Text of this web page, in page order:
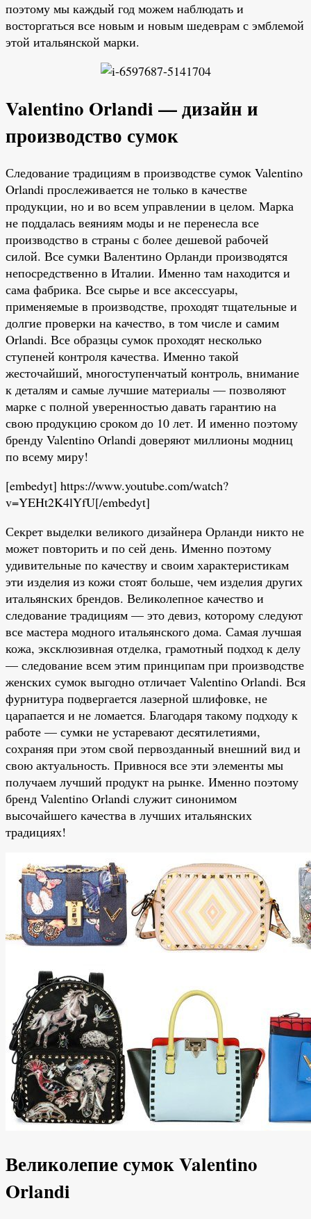
поэтому мы каждый год можем наблюдать и
восторгаться все новым и новым шедеврам с эмблемой
этой итальянской марки.
Valentino Orlandi — дизайн и
производство сумок
Следование традициям в производстве сумок Valentino
Orlandi прослеживается не только в качестве
продукции, но и во всем управлении в целом. Марка
не поддалась веяниям моды и не перенесла все
производство в страны с более дешевой рабочей
силой. Все сумки Валентино Орланди производятся
непосредственно в Италии. Именно там находится и
сама фабрика. Все сырье и все аксессуары,
применяемые в производстве, проходят тщательные и
долгие проверки на качество, в том числе и самим
Orlandi. Все образцы сумок проходят несколько
ступеней контроля качества. Именно такой
жесточайший, многоступенчатый контроль, внимание
к деталям и самые лучшие материалы — позволяют
марке с полной уверенностью давать гарантию на
свою продукцию сроком до 10 лет. И именно поэтому
бренду Valentino Orlandi доверяют миллионы модниц
по всему миру!
[embedyt] https://www.youtube.com/watch?
v=YEHt2K4lYfU[/embedyt]
Секрет выделки великого дизайнера Орланди никто не
может повторить и по сей день. Именно поэтому
удивительные по качеству и своим характеристикам
эти изделия из кожи стоят больше, чем изделия других
итальянских брендов. Великолепное качество и
следование традициям — это девиз, которому следуют
все мастера модного итальянского дома. Самая лучшая
кожа, эксклюзивная отделка, грамотный подход к делу
— следование всем этим принципам при производстве
женских сумок выгодно отличает Valentino Orlandi. Вся
фурнитура подвергается лазерной шлифовке, не
царапается и не ломается. Благодаря такому подходу к
работе — сумки не устаревают десятилетиями,
сохраняя при этом свой первозданный внешний вид и
свою актуальность. Привнося все эти элементы мы
получаем лучший продукт на рынке. Именно поэтому
бренд Valentino Orlandi служит синонимом
высочайшего качества в лучших итальянских
традициях!
Великолепие сумок Valentino
Orlandi